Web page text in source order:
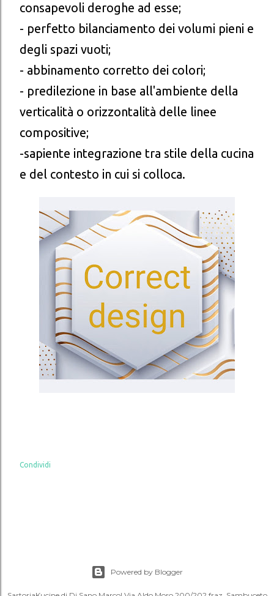
consapevoli deroghe ad esse;
- perfetto bilanciamento dei volumi pieni e
degli spazi vuoti;
- abbinamento corretto dei colori;
- predilezione in base all'ambiente della
verticalità o orizzontalità delle linee
compositive;
-sapiente integrazione tra stile della cucina
e del contesto in cui si colloca.
Condividi
Powered by Blogger